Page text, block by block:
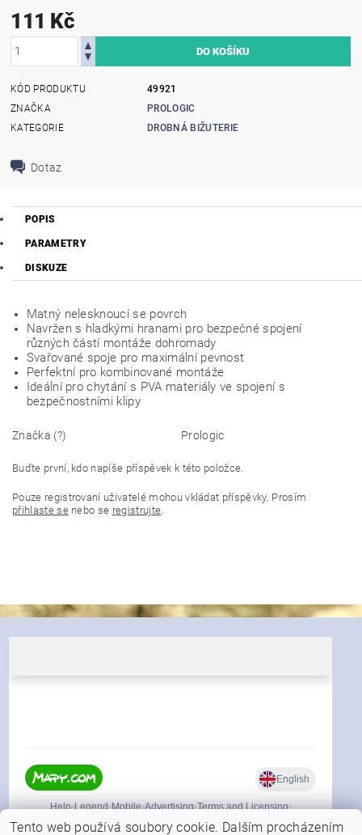
111 Kč
KÓD PRODUKTU
49921
ZNAČKA
PROLOGIC
KATEGORIE
DROBNÁ BIŽUTERIE
Dotaz
POPIS
PARAMETRY
DISKUZE
Matný nelesknoucí se povrch
Navržen s hladkými hranami pro bezpečné spojení
různých částí montáže dohromady
Svařované spoje pro maximální pevnost
Perfektní pro kombinované montáže
Ideální pro chytání s PVA materiály ve spojení s
bezpečnostními klipy
Značka (?) Prologic
Buďte první, kdo napíše příspěvek k této položce.
Pouze registrovaní uživatelé mohou vkládat příspěvky. Prosím
přihlaste senebo se registrujte.
Tento web používá soubory cookie. Dalším procházením